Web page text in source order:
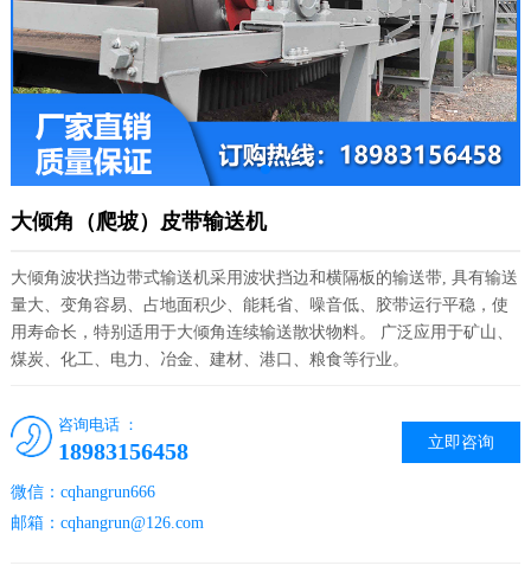
大倾角（爬坡）皮带输送机
大倾角波状挡边带式输送机采用波状挡边和横隔板的输送带, 具有输送
量大、变角容易、占地面积少、能耗省、噪音低、胶带运行平稳，使
用寿命长，特别适用于大倾角连续输送散状物料。 广泛应用于矿山、
煤炭、化工、电力、冶金、建材、港口、粮食等行业。
立即咨询
咨询电话 ：
18983156458
微信：cqhangrun666
邮箱：cqhangrun@126.com